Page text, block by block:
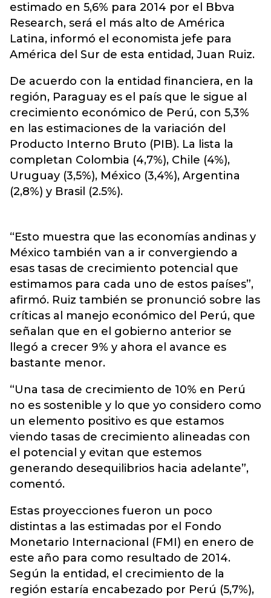
estimado en 5,6% para 2014 por el Bbva
Research, será el más alto de América
Latina, informó el economista jefe para
América del Sur de esta entidad, Juan Ruiz.
De acuerdo con la entidad financiera, en la
región, Paraguay es el país que le sigue al
crecimiento económico de Perú, con 5,3%
en las estimaciones de la variación del
Producto Interno Bruto (PIB). La lista la
completan Colombia (4,7%), Chile (4%),
Uruguay (3,5%), México (3,4%), Argentina
(2,8%) y Brasil (2.5%).
“Esto muestra que las economías andinas y
México también van a ir convergiendo a
esas tasas de crecimiento potencial que
estimamos para cada uno de estos países”,
afirmó. Ruiz también se pronunció sobre las
críticas al manejo económico del Perú, que
señalan que en el gobierno anterior se
llegó a crecer 9% y ahora el avance es
bastante menor.
“Una tasa de crecimiento de 10% en Perú
no es sostenible y lo que yo considero como
un elemento positivo es que estamos
viendo tasas de crecimiento alineadas con
el potencial y evitan que estemos
generando desequilibrios hacia adelante”,
comentó.
Estas proyecciones fueron un poco
distintas a las estimadas por el Fondo
Monetario Internacional (FMI) en enero de
este año para como resultado de 2014.
Según la entidad, el crecimiento de la
región estaría encabezado por Perú (5,7%),